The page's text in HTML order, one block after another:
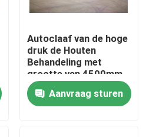
Autoclaaf van de hoge
druk de Houten
Behandeling met
grootte van 4500mm,
geschikt voor CCA
vloeistofAanvraag sturen